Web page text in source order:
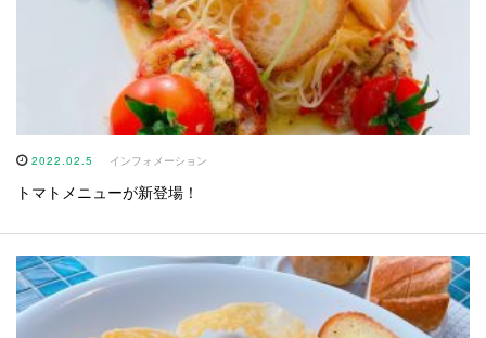
2022.02.5 インフォメーション
トマトメニューが新登場！